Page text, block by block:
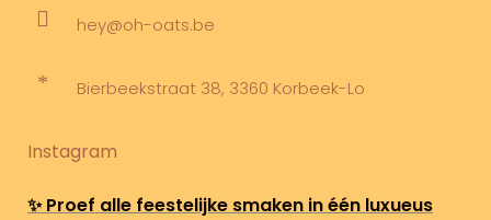
hey@oh-oats.be
Bierbeekstraat 38, 3360 Korbeek-Lo
Instagram
✨ Proef alle feestelijke smaken in één luxueus